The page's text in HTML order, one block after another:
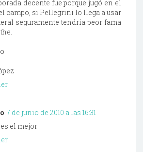
decente fue porque jugó en el
campo, si Pellegrini lo llega a usar
seguramente tendría peor fama
7 de junio de 2010 a las 16:31
el mejor